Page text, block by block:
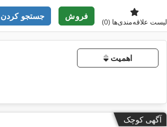
جستجو کردن فروش
لیست علاقه‌مندی‌ها (0)
اهمیت
آگهی کوچک